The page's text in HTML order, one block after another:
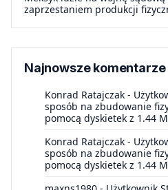
zaprzestaniem produkcji
Najnowsze komentarze
Konrad Ratajczak -
sposób na zbudowanie
pomocą dyskietek z 1.44
Konrad Ratajczak -
sposób na zbudowanie
pomocą dyskietek z 1.44